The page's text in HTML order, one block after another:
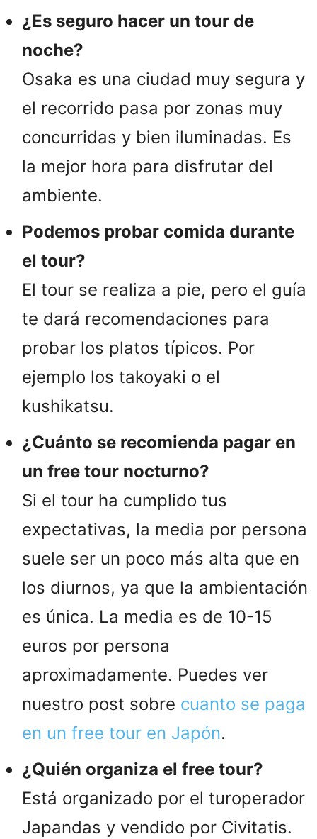
¿Es seguro hacer un tour de
noche?
Osaka es una ciudad muy segura y
el recorrido pasa por zonas muy
concurridas y bien iluminadas. Es
la mejor hora para disfrutar del
ambiente.
Podemos probar comida durante
el tour?
El tour se realiza a pie, pero el guía
te dará recomendaciones para
probar los platos típicos. Por
ejemplo los takoyaki o el
kushikatsu.
¿Cuánto se recomienda pagar en
un free tour nocturno?
Si el tour ha cumplido tus
expectativas, la media por persona
suele ser un poco más alta que en
los diurnos, ya que la ambientación
es única. La media es de 10-15
euros por persona
aproximadamente. Puedes ver
nuestro post sobre cuanto se paga
en un free tour en Japón.
¿Quién organiza el free tour?
Está organizado por el turoperador
Japandas y vendido por Civitatis.